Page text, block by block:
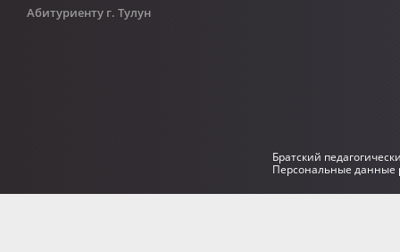
Абитуриенту г. Тулун
Братский
Персональные данные